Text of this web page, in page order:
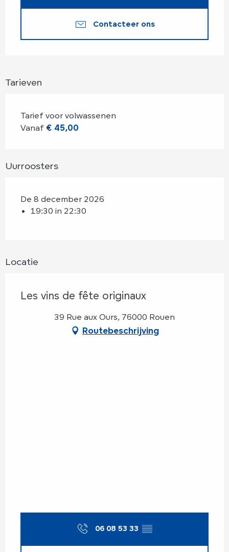
Contacteer ons
Tarieven
Tarief voor volwassenen
Vanaf € 45,00
Uurroosters
De 8 december 2026
19:30 in 22:30
Locatie
Les vins de fête originaux
39 Rue aux Ours, 76000 Rouen
Routebeschrijving
06 08 53 33 ▒▒